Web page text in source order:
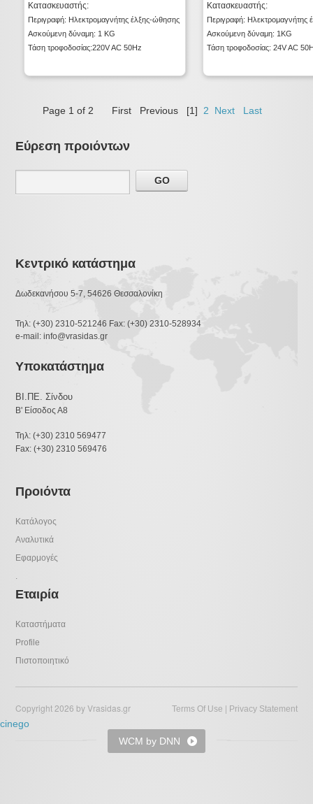
Κατασκευαστής:
Περιγραφή: Ηλεκτρομαγνήτης έλξης-ώθησης
Ασκούμενη δύναμη: 1 KG
Τάση τροφοδοσίας:220V AC 50Hz
Κατασκευαστής:
Περιγραφή: Ηλεκτρομαγνήτης
Ασκούμενη δύναμη: 1KG
Τάση τροφοδοσίας: 24V AC
Page 1 of 2 First Previous [1] 2 Next Last
Εύρεση προιόντων
Κεντρικό κατάστημα
Δωδεκανήσου 5-7, 54626 Θεσσαλονίκη
Τηλ: (+30) 2310-521246 Fax: (+30) 2310-528934
e-mail: info@vrasidas.gr
Υποκατάστημα
ΒΙ.ΠΕ. Σίνδου
Β' Είσοδος Α8
Τηλ: (+30) 2310 569477
Fax: (+30) 2310 569476
Προιόντα
Κατάλογος
Αναλυτικά
Εφαρμογές
.
Εταιρία
Καταστήματα
Profile
Πιστοποιητικό
Terms Of Use | Privacy Statement
Copyright 2026 by Vrasidas.gr
WCM by DNN
cinego